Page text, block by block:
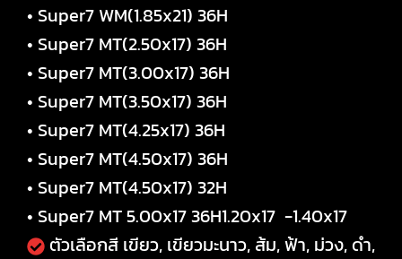
• Super7 WM(1.85x21) 36H
• Super7 MT(2.50x17) 36H
• Super7 MT(3.00x17) 36H
• Super7 MT(3.50x17) 36H
• Super7 MT(4.25x17) 36H
• Super7 MT(4.50x17) 36H
• Super7 MT(4.50x17) 32H
• Super7 MT 5.00x17 36H1.20x17 -1.40x17
ตัวเลือกสี เขียว, เขียวมะนาว, ส้ม, ฟ้า, ม่วง, ดำ,